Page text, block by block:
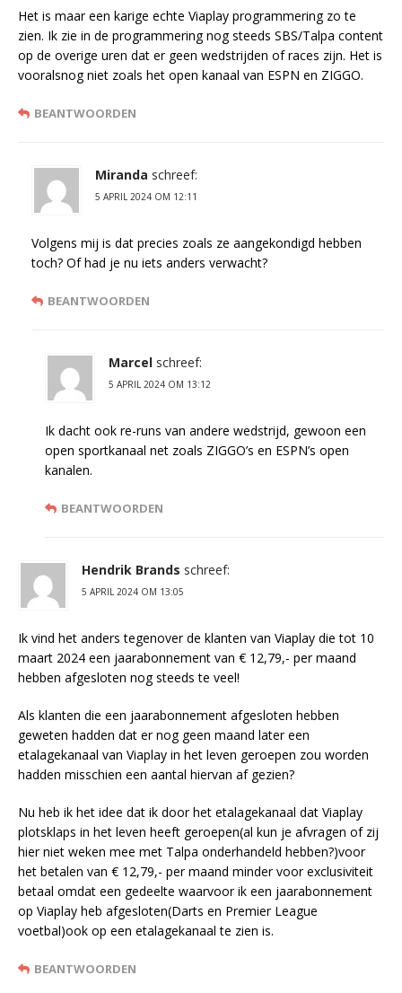
Het is maar een karige echte Viaplay programmering zo te
zien. Ik zie in de programmering nog steeds SBS/Talpa content
op de overige uren dat er geen wedstrijden of races zijn. Het is
vooralsnog niet zoals het open kanaal van ESPN en ZIGGO.
BEANTWOORDEN
Miranda schreef:
5 APRIL 2024 OM 12:11
Volgens mij is dat precies zoals ze aangekondigd hebben
toch? Of had je nu iets anders verwacht?
BEANTWOORDEN
Marcel schreef:
5 APRIL 2024 OM 13:12
Ik dacht ook re-runs van andere wedstrijd, gewoon een
open sportkanaal net zoals ZIGGO’s en ESPN’s open
kanalen.
BEANTWOORDEN
Hendrik Brands schreef:
5 APRIL 2024 OM 13:05
Ik vind het anders tegenover de klanten van Viaplay die tot 10
maart 2024 een jaarabonnement van € 12,79,- per maand
hebben afgesloten nog steeds te veel!
Als klanten die een jaarabonnement afgesloten hebben
geweten hadden dat er nog geen maand later een
etalagekanaal van Viaplay in het leven geroepen zou worden
hadden misschien een aantal hiervan af gezien?
Nu heb ik het idee dat ik door het etalagekanaal dat Viaplay
plotsklaps in het leven heeft geroepen(al kun je afvragen of zij
hier niet weken mee met Talpa onderhandeld hebben?)voor
het betalen van € 12,79,- per maand minder voor exclusiviteit
betaal omdat een gedeelte waarvoor ik een jaarabonnement
op Viaplay heb afgesloten(Darts en Premier League
voetbal)ook op een etalagekanaal te zien is.
BEANTWOORDEN